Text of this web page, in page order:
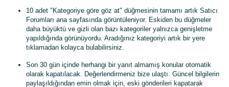
10 adet "Kategoriye göre göz at" düğmesinin tamamı artık Satıcı
Forumları ana sayfasında görüntüleniyor. Eskiden bu düğmeler
daha büyüktü ve gizli olan bazı kategoriler yalnızca genişletme
yapıldığında görünüyordu. Aradığınız kategoriyi artık bir yere
tıklamadan kolayca bulabilirsiniz.
Son 30 gün içinde herhangi bir yanıt almamış konular otomatik
olarak kapatılacak. Değerlendirmeniz bize ulaştı. Güncel bilgilerin
paylaşıldığından emin olmak için, eski gönderileri kapatarak